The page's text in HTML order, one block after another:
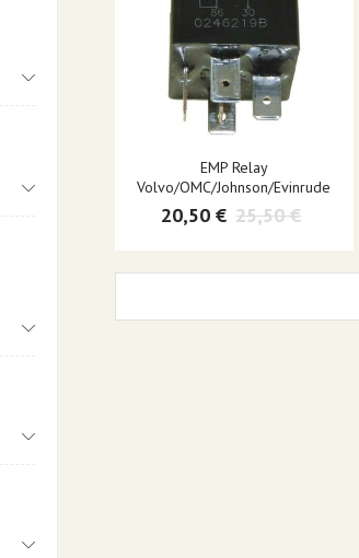
EMP Relay
Volvo/OMC/Johnson/Evinrude
20,50 € 25,50 €